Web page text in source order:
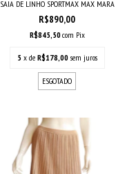
SAIA DE LINHO SPORTMAX MAX MARA
R$890,00
R$845,50com Pix
5 x de R$178,00 sem juros
ESGOTADO